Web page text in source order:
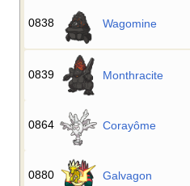
0838 Wagomine
0839 Monthracite
0864 Corayôme
0880 Galvagon